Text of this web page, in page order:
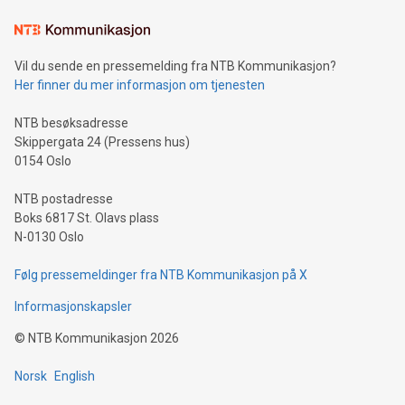
Vil du sende en pressemelding fra NTB Kommunikasjon?
Her finner du mer informasjon om tjenesten
NTB besøksadresse
Skippergata 24 (Pressens hus)
0154 Oslo
NTB postadresse
Boks 6817 St. Olavs plass
N-0130 Oslo
Følg pressemeldinger fra NTB Kommunikasjon på X
Informasjonskapsler
© NTB Kommunikasjon 2026
Norsk English